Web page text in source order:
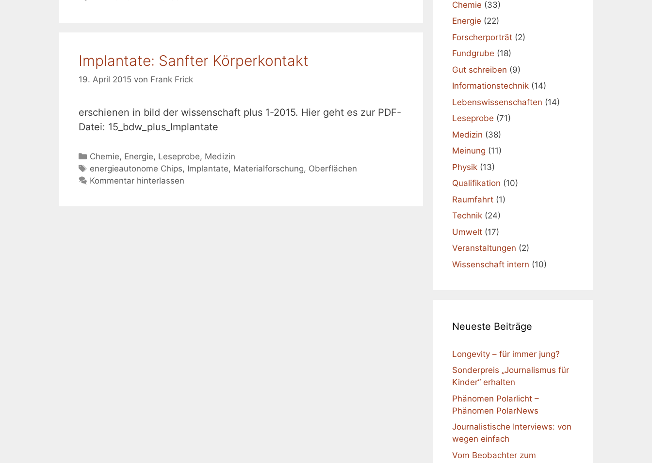
Implantate: Sanfter Körperkontakt
19. April 2015 von Frank Frick
erschienen in bild der wissenschaft plus 1-2015. Hier geht es zur PDF-
Datei: 15_bdw_plus_Implantate
Kategorien
Chemie, Energie, Leseprobe, Medizin
Schlagwörter
energieautonome Chips, Implantate, Materialforschung, Oberflächen
Kommentar hinterlassen
Chemie (33)
Energie (22)
Forscherporträt (2)
Fundgrube (18)
Gut schreiben (9)
Informationstechnik (14)
Lebenswissenschaften (14)
Leseprobe (71)
Medizin (38)
Meinung (11)
Physik (13)
Qualifikation (10)
Raumfahrt (1)
Technik (24)
Umwelt (17)
Veranstaltungen (2)
Wissenschaft intern (10)
Neueste Beiträge
Longevity – für immer jung?
Sonderpreis „Journalismus für
Kinder“ erhalten
Phänomen Polarlicht –
Phänomen PolarNews
Journalistische Interviews: von
wegen einfach
Vom Beobachter zum